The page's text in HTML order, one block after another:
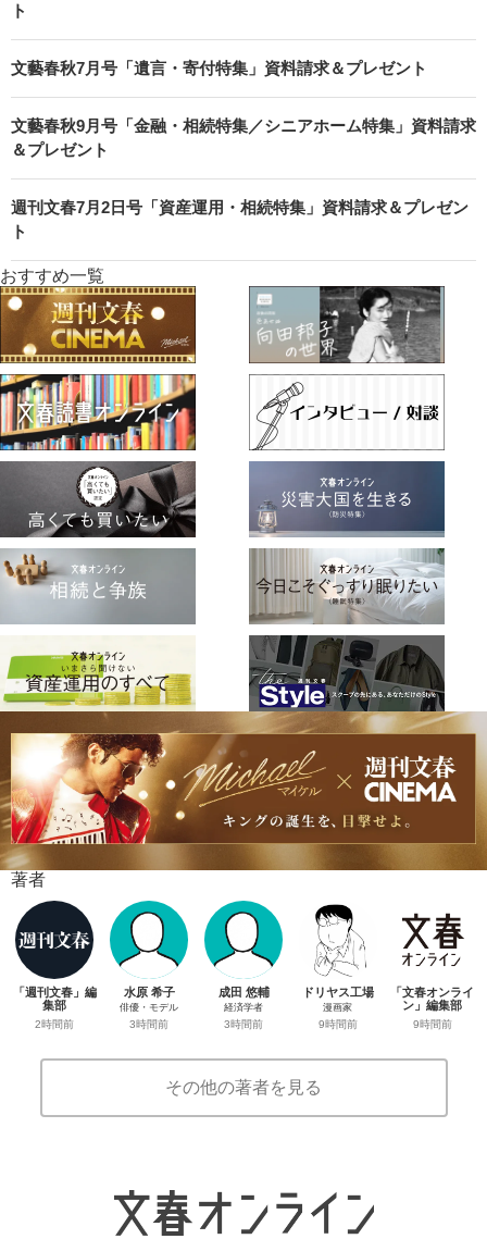
ト
文藝春秋7月号「遺言・寄付特集」資料請求＆プレゼント
文藝春秋9月号「金融・相続特集／シニアホーム特集」資料請求
＆プレゼント
週刊文春7月2日号「資産運用・相続特集」資料請求＆プレゼン
ト
おすすめ一覧
著者
「週刊文春」編
集部
2時間前
水原 希子
俳優・モデル
3時間前
成田 悠輔
経済学者
3時間前
ドリヤス工場
漫画家
9時間前
「文春オンライ
ン」編集部
9時間前
その他の著者を見る